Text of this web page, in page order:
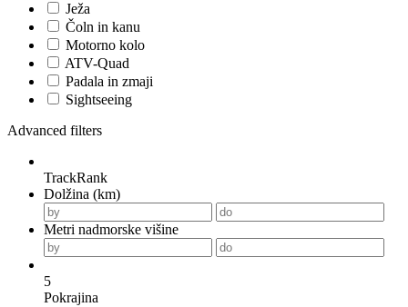
Ježa
Čoln in kanu
Motorno kolo
ATV-Quad
Padala in zmaji
Sightseeing
Advanced filters
TrackRank
Dolžina (km)
Metri nadmorske višine
5
Pokrajina